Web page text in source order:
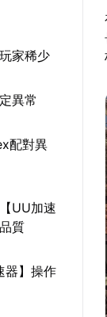
家稀少
異常
配對異
UU加速
質
器】操作